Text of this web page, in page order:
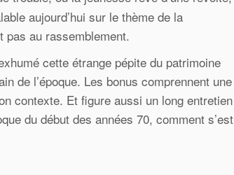
aujourd’hui sur le thème de la
pas au rassemblement.
cette étrange pépite du patrimoine
de l’époque. Les bonus comprennent une
contexte. Et figure aussi un long entretien
du début des années 70, comment s’est